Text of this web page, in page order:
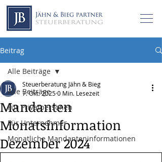
Beitrag
Alle Beiträge
Für Privatpersonen
Für Unternehmer
Monatliche Mandanteninformationen
Alle Beiträge
Mandanten
Monatsinformation
Dezember 2024
Steuerberatung Jähn & Bieg
7. Okt. 20250 Min. Lesezeit